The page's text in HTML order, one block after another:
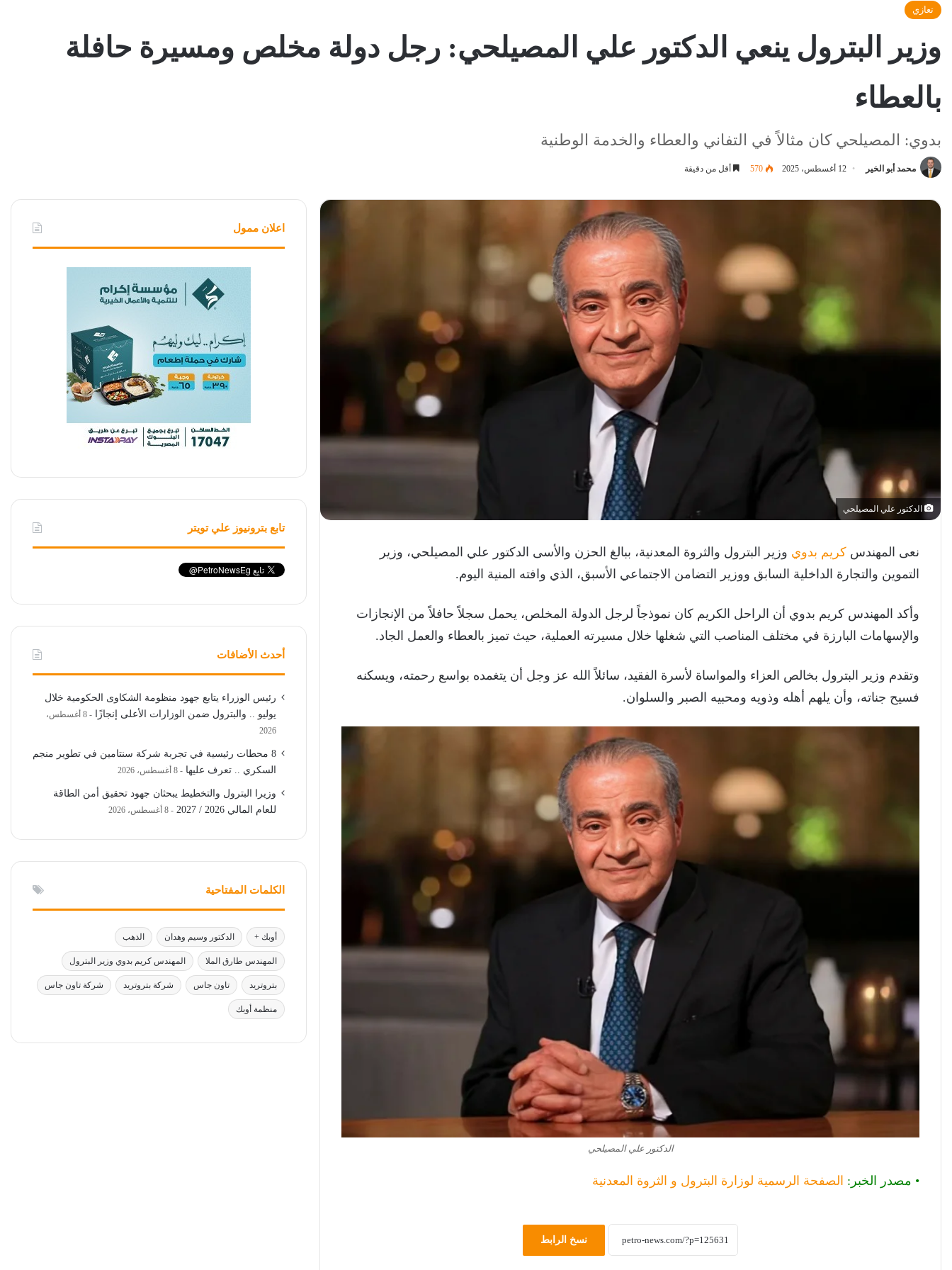
تعازي
وزير البترول ينعي الدكتور علي المصيلحي: رجل دولة مخلص ومسيرة حافلة
بالعطاء
بدوي: المصيلحي كان مثالاً في التفاني والعطاء والخدمة الوطنية
محمد أبو الخير 12 أغسطس، 2025 570 أقل من دقيقة
الدكتور علي المصيلحي
نعى المهندس كريم بدوي وزير البترول والثروة المعدنية، ببالغ الحزن والأسى الدكتور علي المصيلحي، وزير
التموين والتجارة الداخلية السابق ووزير التضامن الاجتماعي الأسبق، الذي وافته المنية اليوم.
وأكد المهندس كريم بدوي أن الراحل الكريم كان نموذجاً لرجل الدولة المخلص، يحمل سجلاً حافلاً من الإنجازات
والإسهامات البارزة في مختلف المناصب التي شغلها خلال مسيرته العملية، حيث تميز بالعطاء والعمل الجاد.
وتقدم وزير البترول بخالص العزاء والمواساة لأسرة الفقيد، سائلاً الله عز وجل أن يتغمده بواسع رحمته، ويسكنه
فسيح جناته، وأن يلهم أهله وذويه ومحبيه الصبر والسلوان.
الدكتور علي المصيلحي
• مصدر الخبر: الصفحة الرسمية لوزارة البترول و الثروة المعدنية
نسخ الرابط
اعلان ممول
تابع بترونيوز علي تويتر
أحدث الأضافات
رئيس الوزراء يتابع جهود منظومة الشكاوى الحكومية خلال
يوليو .. والبترول ضمن الوزارات الأعلى إنجازًا
8 أغسطس،
2026
8 محطات رئيسية في تجربة شركة سنتامين في تطوير منجم
السكري .. تعرف عليها
8 أغسطس، 2026
وزيرا البترول والتخطيط يبحثان جهود تحقيق أمن الطاقة
للعام المالي 2026 / 2027
8 أغسطس، 2026
الكلمات المفتاحية
أوبك + الدكتور وسيم وهدان الذهب
المهندس طارق الملا المهندس كريم بدوي وزير البترول
بتروتريد تاون جاس شركة بتروتريد شركة تاون جاس
منظمة أوبك